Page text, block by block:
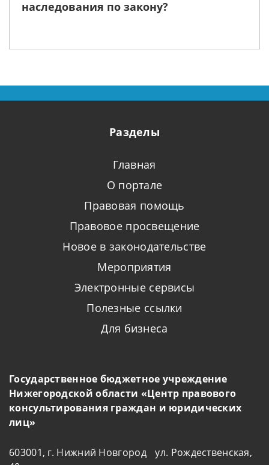
наследования по закону?
Разделы
Главная
О портале
Правовая помощь
Правовое просвещение
Новое в законодательстве
Мероприятия
Электронные сервисы
Полезные ссылки
Для бизнеса
Государственное бюджетное учреждение
Нижегородской области «Центр правового
консультирования граждан и юридических
лиц»
603001, г. Нижний Новгород ул. Рождественская,